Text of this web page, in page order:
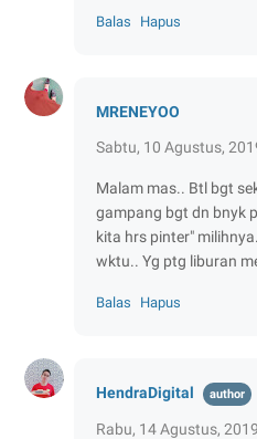
Balas Hapus
MRENEYOO
Sabtu, 10 Agustus,
Malam mas.. Btl bgt
gampang bgt dn bnyk
kita hrs pinter"
wktu.. Yg ptg liburan
Balas Hapus
HendraDigital
Rabu, 14 Agustus, 2019